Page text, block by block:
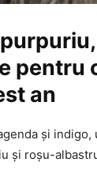
pentru
an
și
și roșu-